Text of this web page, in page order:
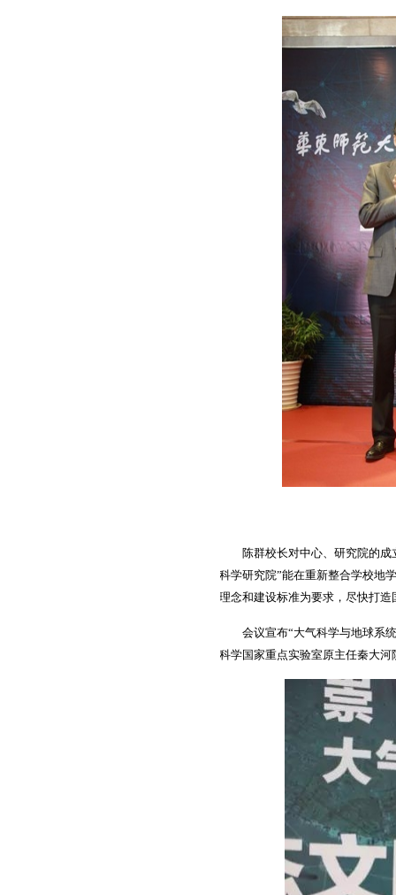
陈群校长对中心、研究院的成
科学研究院”能在重新整合学校地
理念和建设标准为要求，尽快打
会议宣布“大气科学与地球系统
科学国家重点实验室原主任秦大